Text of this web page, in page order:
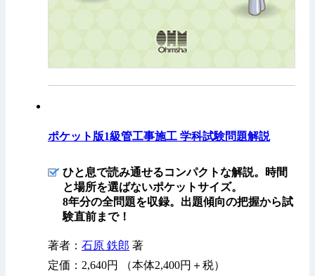
ポケット版1級管工事施工 学科試験問題解説
ひと息で読み通せるコンパクトな解説。時間
と場所を選ばないポケットサイズ。
8年分の全問題を収録。出題傾向の把握から試
験直前まで！
著者： 石原 鉄郎 著
定価：2,640円 （本体2,400円＋税）